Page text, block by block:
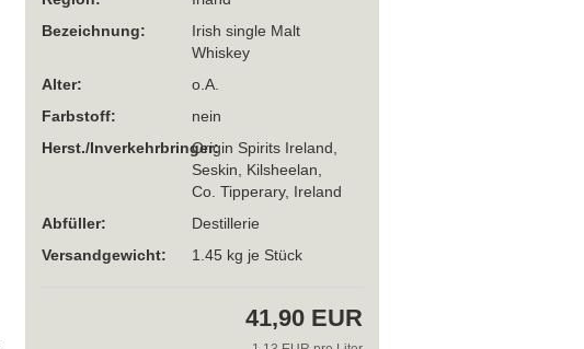
Bezeichnung:
Irish single Malt
Whiskey
Alter:
o.A.
Farbstoff:
nein
Herst./Inverkehrbringer:Origin Spirits Ireland,
Seskin, Kilsheelan,
Co. Tipperary, Ireland
Abfüller:
Destillerie
Versandgewicht:
1.45 kg je Stück
41,90 EUR